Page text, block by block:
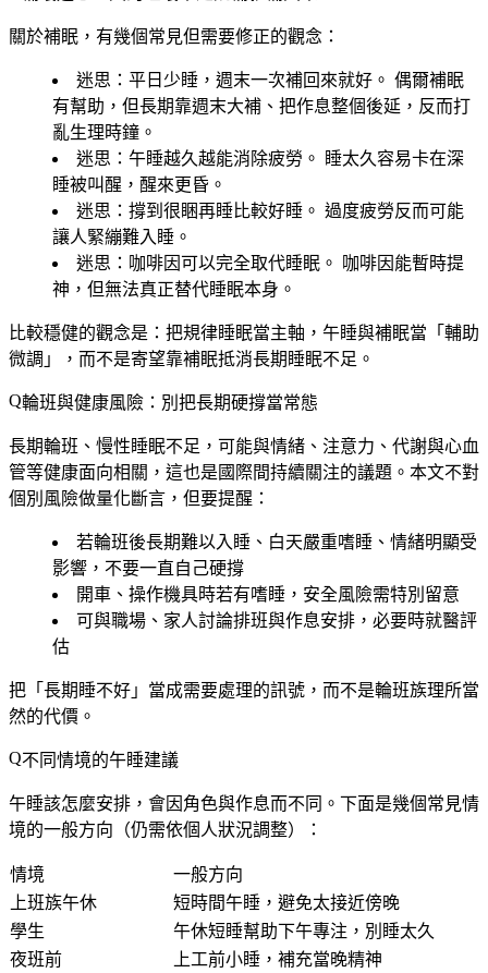
關於補眠，有幾個常見但需要修正的觀念：
迷思：平日少睡，週末一次補回來就好。 偶爾補眠
有幫助，但長期靠週末大補、把作息整個後延，反而打
亂生理時鐘。
迷思：午睡越久越能消除疲勞。
睡太久容易卡在深
睡被叫醒，醒來更昏。
迷思：撐到很睏再睡比較好睡。 過度疲勞反而可能
讓人緊繃難入睡。
迷思：咖啡因可以完全取代睡眠。
咖啡因能暫時提
神，但無法真正替代睡眠本身。
比較穩健的觀念是：把規律睡眠當主軸，午睡與補眠當「輔助
微調」，而不是寄望靠補眠抵消長期睡眠不足。
輪班與健康風險：別把長期硬撐當常態
長期輪班、慢性睡眠不足，可能與情緒、注意力、代謝與心血
管等健康面向相關，這也是國際間持續關注的議題。本文不對
個別風險做量化斷言，但要提醒：
若輪班後長期難以入睡、白天嚴重嗜睡、情緒明顯受
影響，不要一直自己硬撐
開車、操作機具時若有嗜睡，安全風險需特別留意
可與職場、家人討論排班與作息安排，必要時就醫評
估
把「長期睡不好」當成需要處理的訊號，而不是輪班族理所當
然的代價。
不同情境的午睡建議
午睡該怎麼安排，會因角色與作息而不同。下面是幾個常見情
境的一般方向（仍需依個人狀況調整）：
情境
一般方向
上班族午休
短時間午睡，避免太接近傍晚
學生
午休短睡幫助下午專注，別睡太久
夜班前
上工前小睡，補充當晚精神